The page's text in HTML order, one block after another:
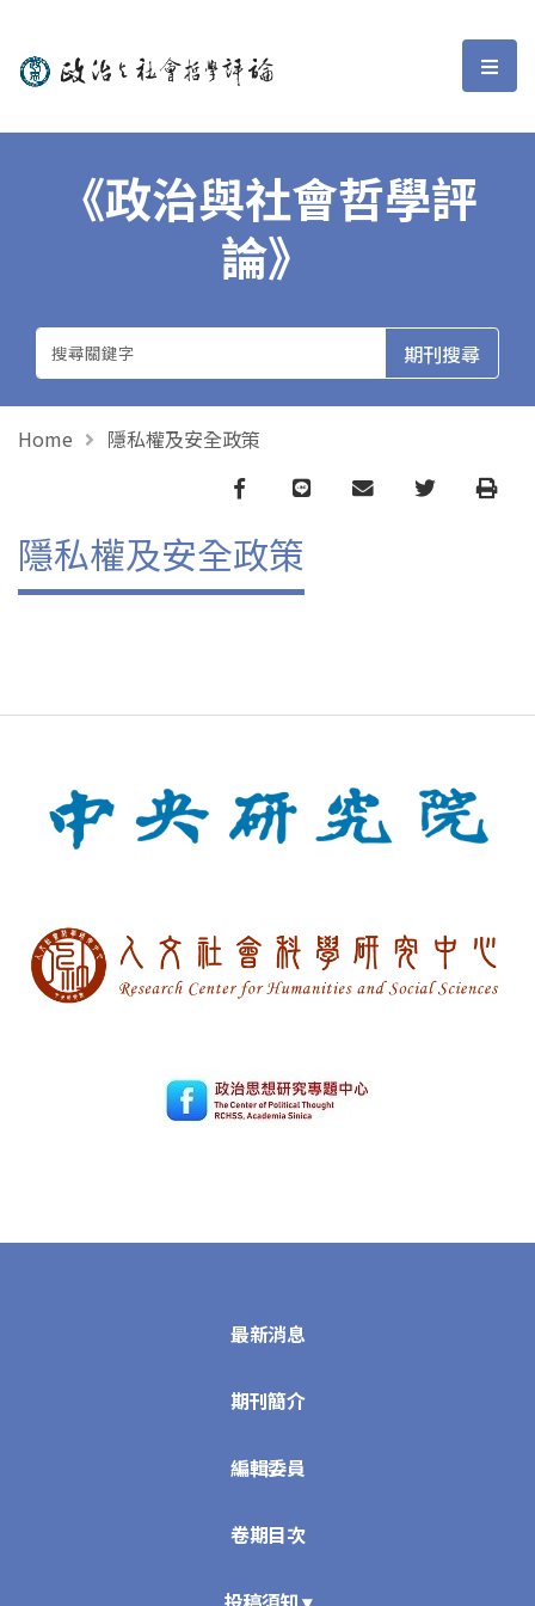
政治與社會哲學評論 選
《政治與社會哲學評
論》
Home 隱私權及安全政策
Facebook
line email TwitterPrint
隱私權及安全政策
最新消息
期刊簡介
編輯委員
卷期目次